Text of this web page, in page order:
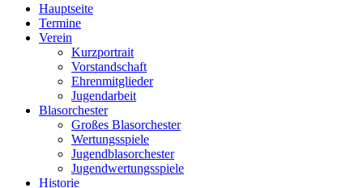
Hauptseite
Termine
Verein
Kurzportrait
Vorstandschaft
Ehrenmitglieder
Jugendarbeit
Blasorchester
Großes Blasorchester
Wertungsspiele
Jugendblasorchester
Jugendwertungsspiele
Historie